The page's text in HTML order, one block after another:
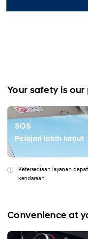
Your safety is
SOS
Pelajari lebih lanjut
Ketersediaan layanan
kendaraan.
Convenience at